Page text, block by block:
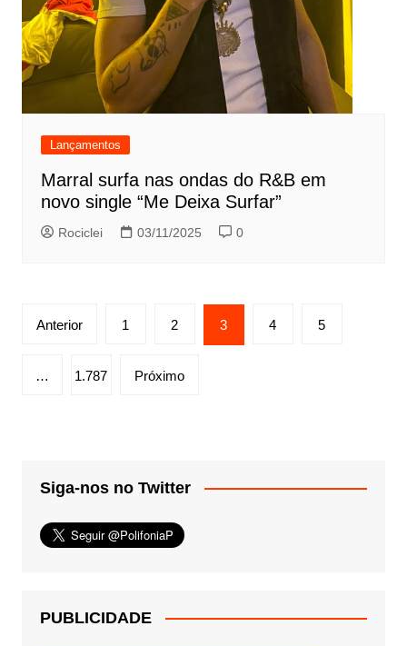
Lançamentos
Marral surfa nas ondas do R&B em
novo single “Me Deixa Surfar”
Rociclei 03/11/2025 0
Paginação
posts
Anterior 1 2 3 4 5
… 1.787 Próximo
Siga-nos no Twitter
PUBLICIDADE